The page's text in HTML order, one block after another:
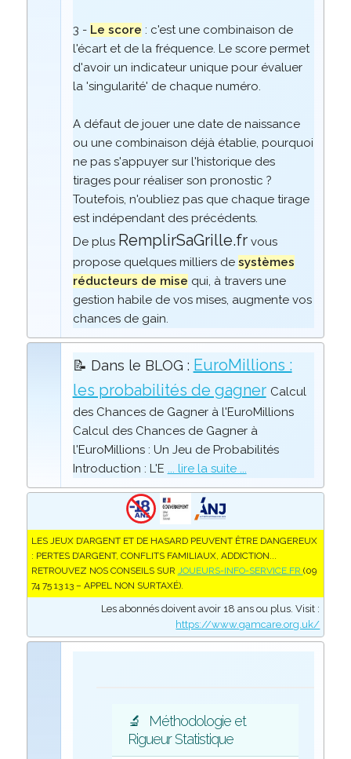
3 - Le score : c'est une combinaison de
l'écart et de la fréquence. Le score permet
d'avoir un indicateur unique pour évaluer
la 'singularité' de chaque numéro.
A défaut de jouer une date de naissance
ou une combinaison déjà établie, pourquoi
ne pas s'appuyer sur l'historique des
tirages pour réaliser son pronostic ?
Toutefois, n'oubliez pas que chaque tirage
est indépendant des précédents.
De plus RemplirSaGrille.frvous
propose quelques milliers de systèmes
réducteurs de mise qui, à travers une
gestion habile de vos mises, augmente vos
chances de gain.
📝 Dans le BLOG : EuroMillions :
les probabilités de gagner Calcul
des Chances de Gagner à l'EuroMillions
Calcul des Chances de Gagner à
l'EuroMillions : Un Jeu de Probabilités
Introduction : L'E ... lire la suite ...
LES JEUX D’ARGENT ET DE HASARD PEUVENT ÊTRE DANGEREUX
: PERTES D’ARGENT, CONFLITS FAMILIAUX, ADDICTION...
RETROUVEZ NOS CONSEILS SUR JOUEURS-INFO-SERVICE.FR (09
74 75 13 13 – APPEL NON SURTAXÉ).
Les abonnés doivent avoir 18 ans ou plus. Visit :
https://www.gamcare.org.uk/
🔬
Méthodologie et
Rigueur Statistique